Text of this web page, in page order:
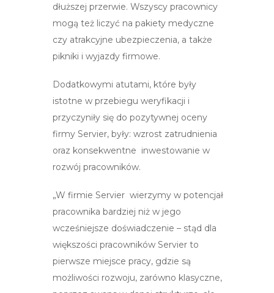
dłuższej przerwie. Wszyscy pracownicy
mogą też liczyć na pakiety medyczne
czy atrakcyjne ubezpieczenia, a także
pikniki i wyjazdy firmowe.
Dodatkowymi atutami, które były
istotne w przebiegu weryfikacji i
przyczyniły się do pozytywnej oceny
firmy Servier, były: wzrost zatrudnienia
oraz konsekwentne inwestowanie w
rozwój pracowników.
„W firmie Servier wierzymy w potencjał
pracownika bardziej niż w jego
wcześniejsze doświadczenie – stąd dla
większości pracowników Servier to
pierwsze miejsce pracy, gdzie są
możliwości rozwoju, zarówno klasyczne,